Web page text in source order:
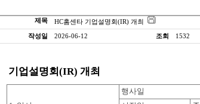
제목
HC홈센타 기업설명회(IR) 개최
작성일
2026-06-12 조회 1532
기업설명회(IR) 개최
행사일